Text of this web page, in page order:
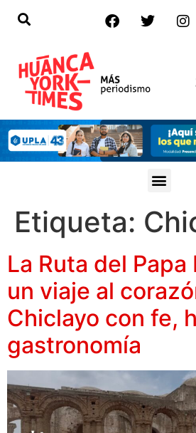
Etiqueta:
La Ruta del Papa
un viaje al
Chiclayo con fe,
gastronomía